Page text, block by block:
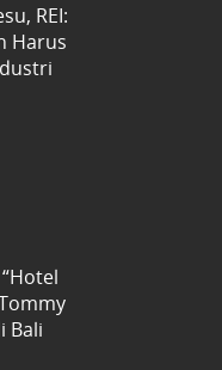
REI:
Harus
Bali